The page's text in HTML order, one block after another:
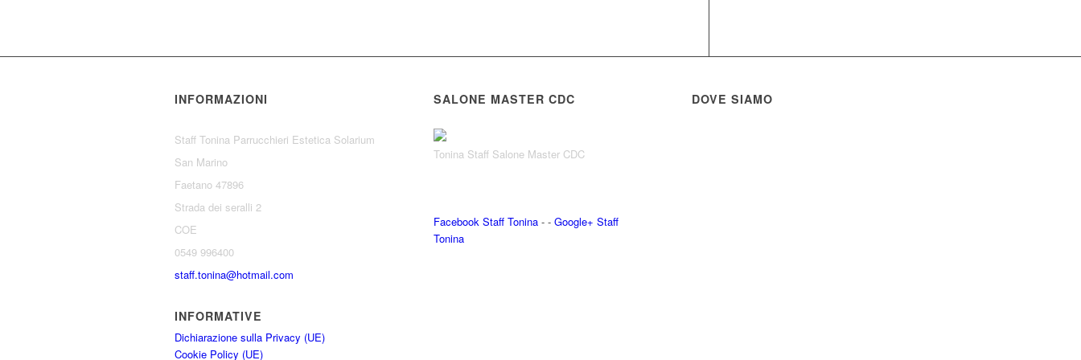
INFORMAZIONI
Staff Tonina Parrucchieri Estetica Solarium
San Marino
Faetano 47896
Strada dei seralli 2
COE
0549 996400
staff.tonina@hotmail.com
INFORMATIVE
Dichiarazione sulla Privacy (UE)
Cookie Policy (UE)
SALONE MASTER CDC
Tonina Staff Salone Master CDC
Facebook Staff Tonina- - Google+ Staff
Tonina
DOVE SIAMO